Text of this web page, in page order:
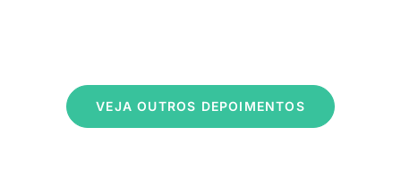
VEJA OUTROS DEPOIMENTOS